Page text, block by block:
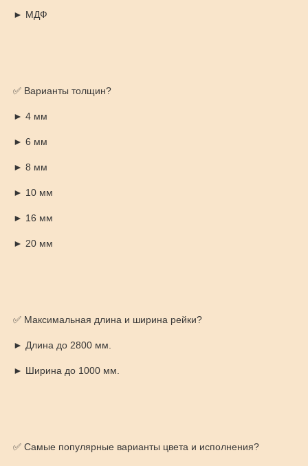
► МДФ
✅ Варианты толщин?
► 4 мм
► 6 мм
► 8 мм
► 10 мм
► 16 мм
► 20 мм
✅ Максимальная длина и ширина рейки?
► Длина до 2800 мм.
► Ширина до 1000 мм.
✅ Самые популярные варианты цвета и исполнения?